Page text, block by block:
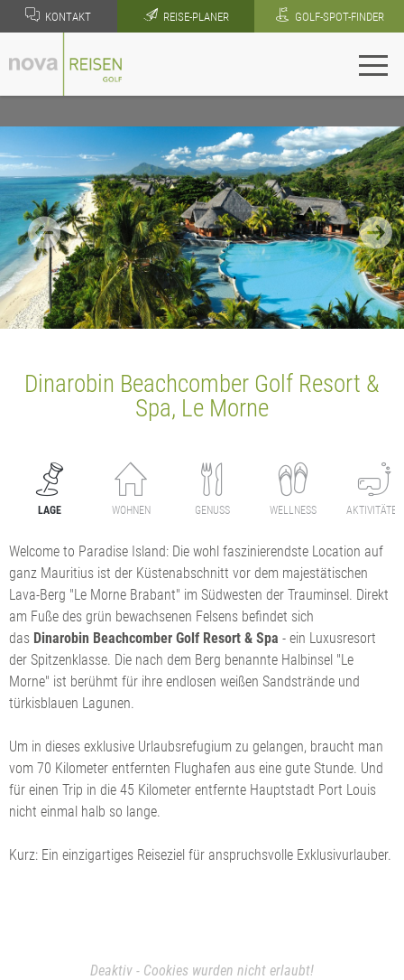
KONTAKT REISE-PLANER GOLF-SPOT-FINDER
Dinarobin Beachcomber Golf Resort &
Spa, Le Morne
LAGE WOHNEN GENUSS WELLNESS AKTIVITÄTEN
Welcome to Paradise Island: Die wohl faszinierendste Location auf
ganz Mauritius ist der Küstenabschnitt vor dem majestätischen
Lava-Berg "Le Morne Brabant" im Südwesten der Trauminsel. Direkt
am Fuße des grün bewachsenen Felsens befindet sich
das Dinarobin Beachcomber Golf Resort & Spa - ein Luxusresort
der Spitzenklasse. Die nach dem Berg benannte Halbinsel "Le
Morne" ist berühmt für ihre endlosen weißen Sandstrände und
türkisblauen Lagunen.
Um in dieses exklusive Urlaubsrefugium zu gelangen, braucht man
vom 70 Kilometer entfernten Flughafen aus eine gute Stunde. Und
für einen Trip in die 45 Kilometer entfernte Hauptstadt Port Louis
nicht einmal halb so lange.
Kurz: Ein einzigartiges Reiseziel für anspruchsvolle Exklusivurlauber.
Deaktiv - Cookies wurden nicht erlaubt!